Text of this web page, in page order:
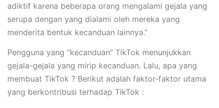
adiktif karena beberapa orang mengalami gejala yang
serupa dengan yang dialami oleh mereka yang
menderita bentuk kecanduan lainnya.”
Pengguna yang “kecanduan” TikTok menunjukkan
gejala-gejala yang mirip kecanduan. Lalu, apa yang
membuat TikTok ? Berikut adalah faktor-faktor utama
yang berkontribusi terhadap TikTok :